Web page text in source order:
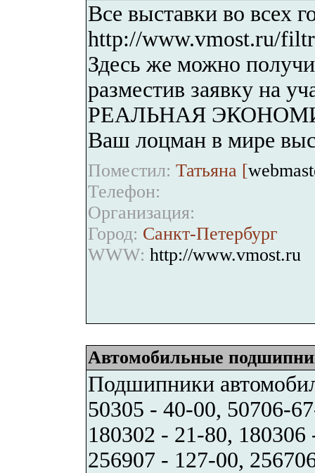
Все выставки во всех
http://www.vmost.ru/
Здесь же можно
разместив заявку на
РЕАЛЬНАЯ ЭКОНОМИЯ
Ваш лоцман в мире
Поместил: Татьяна [
Телефон:
Организация:
Город: Санкт-Петербург
WWW: http://www.vmost.ru
Автомобильные
Подшипники
50305 - 40-00, 50706-
180302 - 21-80,
256907 - 127-00,